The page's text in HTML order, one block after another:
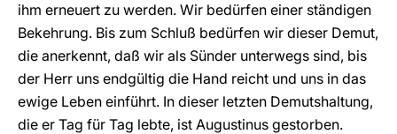
ihm erneuert zu werden. Wir bedürfen einer ständigen
Bekehrung. Bis zum Schluß bedürfen wir dieser Demut,
die anerkennt, daß wir als Sünder unterwegs sind, bis
der Herr uns endgültig die Hand reicht und uns in das
ewige Leben einführt. In dieser letzten Demutshaltung,
die er Tag für Tag lebte, ist Augustinus gestorben.